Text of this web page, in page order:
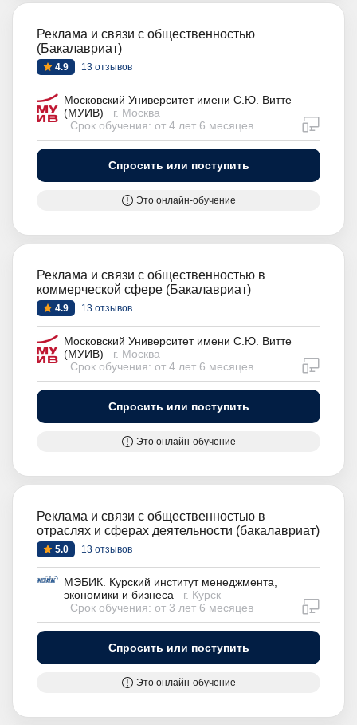
Реклама и связи с общественностью
(Бакалавриат)
4.9 13 отзывов
Московский Университет имени С.Ю. Витте
(МУИВ)
г. Москва
Срок обучения: от 4 лет 6 месяцев
Спросить или поступить
Это онлайн-обучение
Реклама и связи с общественностью в
коммерческой сфере (Бакалавриат)
4.9 13 отзывов
Московский Университет имени С.Ю. Витте
(МУИВ)
г. Москва
Срок обучения: от 4 лет 6 месяцев
Спросить или поступить
Это онлайн-обучение
Реклама и связи с общественностью в
отраслях и сферах деятельности (бакалавриат)
5.0 13 отзывов
МЭБИК. Курский институт менеджмента,
экономики и бизнеса
г. Курск
Срок обучения: от 3 лет 6 месяцев
Спросить или поступить
Это онлайн-обучение